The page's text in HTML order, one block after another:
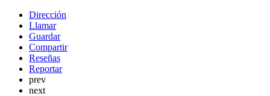
Dirección
Llamar
Guardar
Compartir
Reseñas
Reportar
prev
next